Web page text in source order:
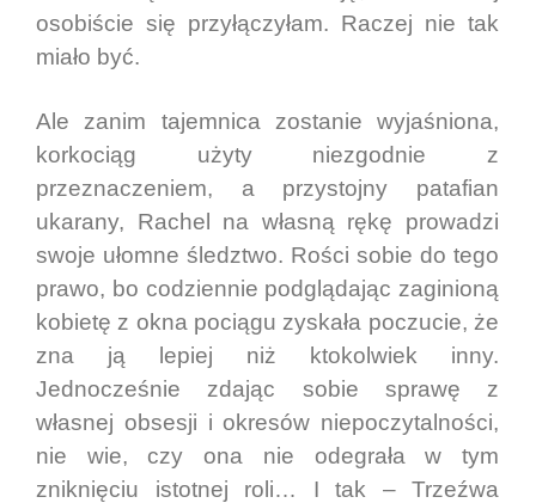
osobiście się przyłączyłam. Raczej nie tak
miało być.
Ale zanim tajemnica zostanie wyjaśniona,
korkociąg użyty niezgodnie z
przeznaczeniem, a przystojny patafian
ukarany, Rachel na własną rękę prowadzi
swoje ułomne śledztwo. Rości sobie do tego
prawo, bo codziennie podglądając zaginioną
kobietę z okna pociągu zyskała poczucie, że
zna ją lepiej niż ktokolwiek inny.
Jednocześnie zdając sobie sprawę z
własnej obsesji i okresów niepoczytalności,
nie wie, czy ona nie odegrała w tym
zniknięciu istotnej roli… I tak – Trzeźwa